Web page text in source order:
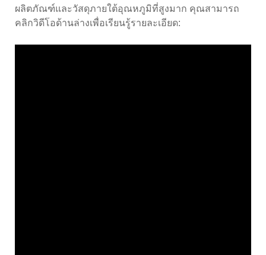
ผลิตภัณฑ์และวัสดุภายใต้อุณหภูมิที่สูงมาก คุณสามารถ
คลิกวิดีโอด้านล่างเพื่อเรียนรู้รายละเอียด: